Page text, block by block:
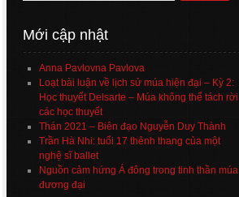
Mới cập nhật
Anna Pavlovna Pavlova
Loạt bài luận về lịch sử múa hiện đại – Kỳ 2:
Học thuyết Delsarte – Múa không thể tách rời
các học thuyết
Thán 2021 – Biên đạo Nguyễn Duy Thành
Trần Hà Nhi: tuổi 17 thênh thang của một
nghệ sĩ ballet
Nguồn cảm hứng Á đông trong tinh thần múa
đương đại